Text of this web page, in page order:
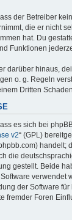
der Betreiber
die er nicht
hat. Du
Funktionen
darüber hinaus,
o. g. Regeln
Dritten
es sich bei
v2“ (GPL)
handelt;
die
gestellt. Beide
verwendet
der Software für
fremder Foren